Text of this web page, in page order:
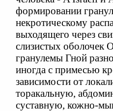
формировании
некротическому
выходящего через
слизистых оболочек
гранулемы Гной
иногда с примесью
зависимости от
торакальную,
суставную, кожно-